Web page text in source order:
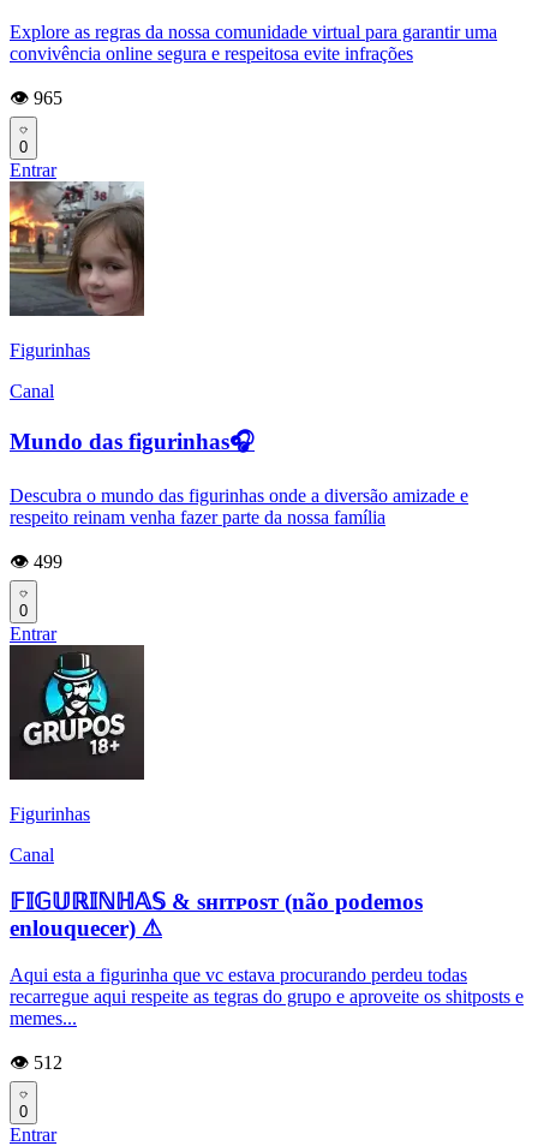
Explore as regras da nossa comunidade virtual para garantir uma
convivência online segura e respeitosa evite infrações
👁️ 965
0
Entrar
Figurinhas
Canal
Mundo das figurinhas🎧
Descubra o mundo das figurinhas onde a diversão amizade e
respeito reinam venha fazer parte da nossa família
👁️ 499
0
Entrar
Figurinhas
Canal
𝔽𝕀𝔾𝕌ℝ𝕀ℕℍ𝔸𝕊 & sʜɪᴛᴘᴏsᴛ (não podemos
enlouquecer) ⚠
Aqui esta a figurinha que vc estava procurando perdeu todas
recarregue aqui respeite as tegras do grupo e aproveite os shitposts e
memes...
👁️ 512
0
Entrar